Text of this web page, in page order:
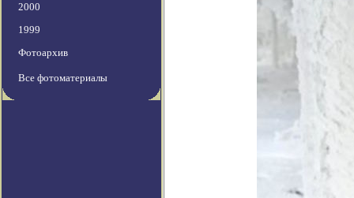
2000
1999
Фотоархив
Все фотоматериалы